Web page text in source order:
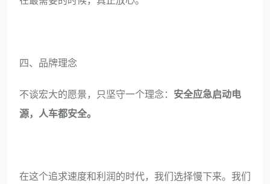
四、品牌理念
不谈宏大的愿景，只坚守一个理念： 安全应急启动电
源，人车都安全。
在这个追求速度和利润的时代，我们选择慢下来。我们